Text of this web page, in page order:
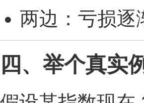
两边：亏损逐
四、举个真实